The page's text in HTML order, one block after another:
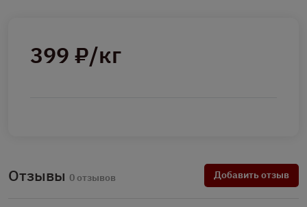
399 ₽/кг
Отзывы 0 отзывов Добавить отзыв